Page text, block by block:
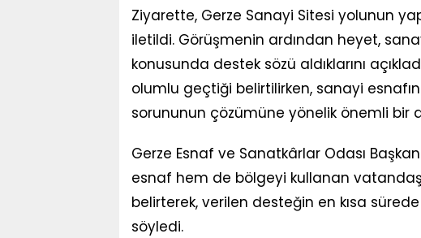
Ziyarette, Gerze Sanayi Sitesi yolunun
iletildi. Görüşmenin ardından heyet,
konusunda destek sözü aldıklarını
olumlu geçtiği belirtilirken, sanayi
sorununun çözümüne yönelik önemli bir
Gerze Esnaf ve Sanatkârlar Odası
esnaf hem de bölgeyi kullanan
belirterek, verilen desteğin en kısa
söyledi.